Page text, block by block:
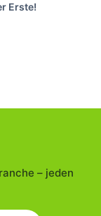
Erste!
– jeden